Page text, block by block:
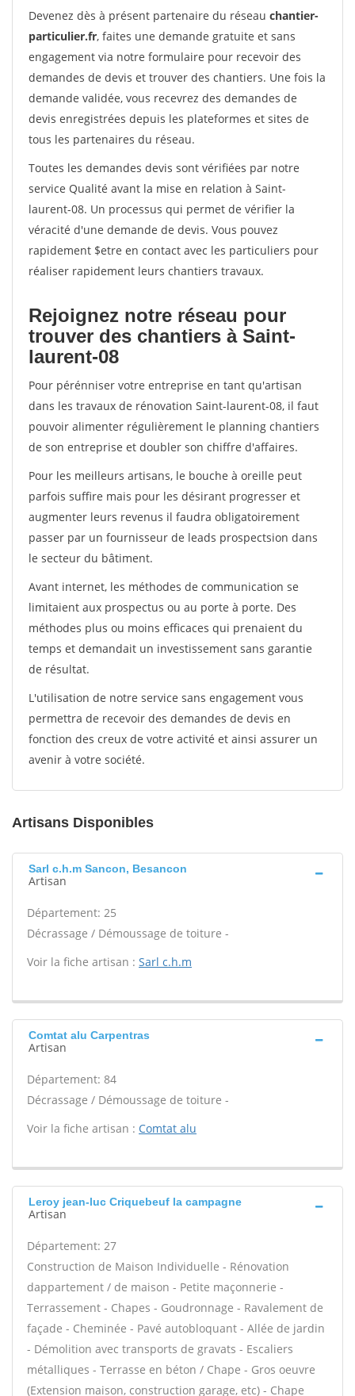
Devenez dès à présent partenaire du réseau chantier-
particulier.fr, faites une demande gratuite et sans
engagement via notre formulaire pour recevoir des
demandes de devis et trouver des chantiers. Une fois la
demande validée, vous recevrez des demandes de
devis enregistrées depuis les plateformes et sites de
tous les partenaires du réseau.
Toutes les demandes devis sont vérifiées par notre
service Qualité avant la mise en relation à Saint-
laurent-08. Un processus qui permet de vérifier la
véracité d'une demande de devis. Vous pouvez
rapidement $etre en contact avec les particuliers pour
réaliser rapidement leurs chantiers travaux.
Rejoignez notre réseau pour
trouver des chantiers à Saint-
laurent-08
Pour pérénniser votre entreprise en tant qu'artisan
dans les travaux de rénovation Saint-laurent-08, il faut
pouvoir alimenter régulièrement le planning chantiers
de son entreprise et doubler son chiffre d'affaires.
Pour les meilleurs artisans, le bouche à oreille peut
parfois suffire mais pour les désirant progresser et
augmenter leurs revenus il faudra obligatoirement
passer par un fournisseur de leads prospectsion dans
le secteur du bâtiment.
Avant internet, les méthodes de communication se
limitaient aux prospectus ou au porte à porte. Des
méthodes plus ou moins efficaces qui prenaient du
temps et demandait un investissement sans garantie
de résultat.
L'utilisation de notre service sans engagement vous
permettra de recevoir des demandes de devis en
fonction des creux de votre activité et ainsi assurer un
avenir à votre société.
Artisans Disponibles
Sarl c.h.m Sancon, Besancon
Artisan
Département: 25
Décrassage / Démoussage de toiture -
Voir la fiche artisan : Sarl c.h.m
Comtat alu Carpentras
Artisan
Département: 84
Décrassage / Démoussage de toiture -
Voir la fiche artisan : Comtat alu
Leroy jean-luc Criquebeuf la campagne
Artisan
Département: 27
Construction de Maison Individuelle - Rénovation
dappartement / de maison - Petite maçonnerie -
Terrassement - Chapes - Goudronnage - Ravalement de
façade - Cheminée - Pavé autobloquant - Allée de jardin
- Démolition avec transports de gravats - Escaliers
métalliques - Terrasse en béton / Chape - Gros oeuvre
(Extension maison, construction garage, etc) - Chape